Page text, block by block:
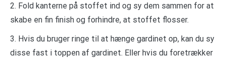
2. Fold kanterne på stoffet ind og sy dem sammen for at
skabe en fin finish og forhindre, at stoffet flosser.
3. Hvis du bruger ringe til at hænge gardinet op, kan du sy
disse fast i toppen af gardinet. Eller hvis du foretrækker